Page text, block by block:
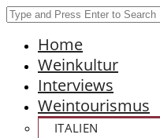
Home
Weinkultur
Interviews
Weintourismus
ITALIEN